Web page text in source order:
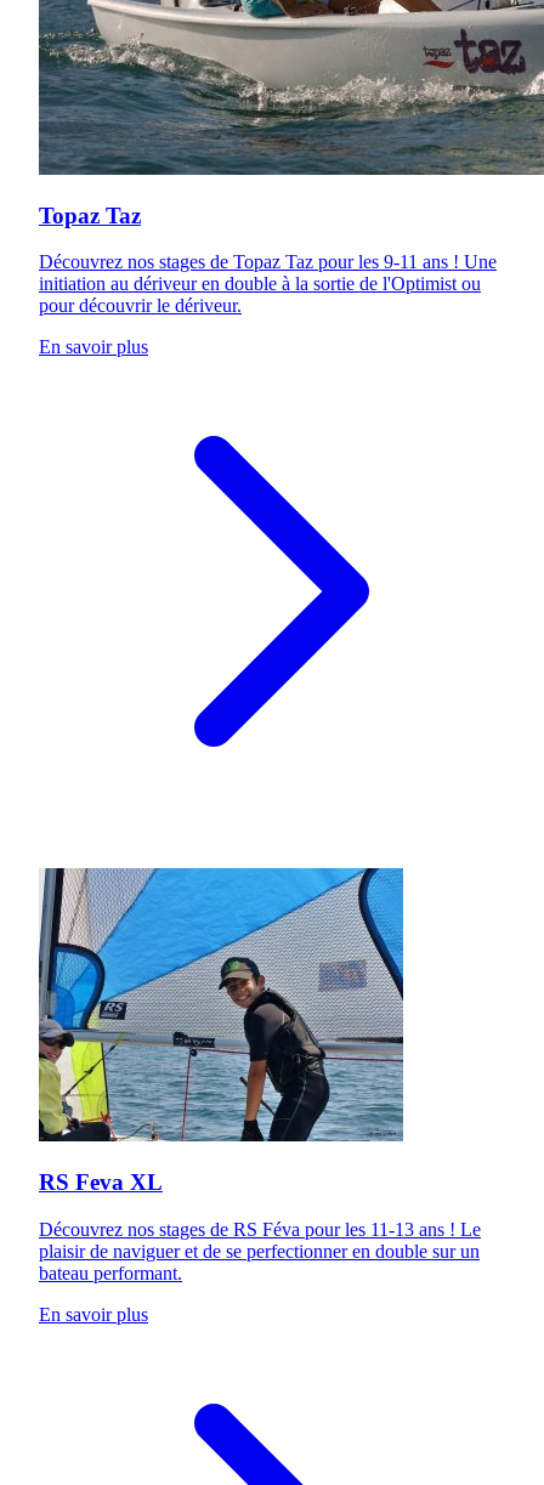
Topaz Taz
Découvrez nos stages de Topaz Taz pour les 9-11 ans ! Une
initiation au dériveur en double à la sortie de l'Optimist ou
pour découvrir le dériveur.
En savoir plus
RS Feva XL
Découvrez nos stages de RS Féva pour les 11-13 ans ! Le
plaisir de naviguer et de se perfectionner en double sur un
bateau performant.
En savoir plus